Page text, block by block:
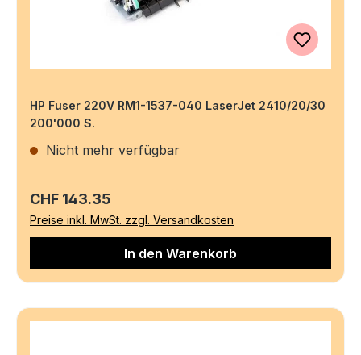
HP Fuser 220V RM1-1537-040 LaserJet 2410/20/30
200'000 S.
Nicht mehr verfügbar
Regulärer Preis:
CHF 143.35
Preise inkl. MwSt. zzgl. Versandkosten
In den Warenkorb